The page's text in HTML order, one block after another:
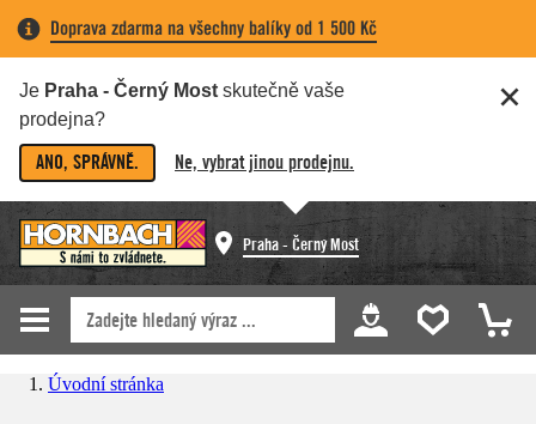
Doprava zdarma na všechny balíky od 1 500 Kč
Je Praha - Černý Most skutečně vaše
prodejna?
ANO, SPRÁVNĚ. Ne, vybrat jinou prodejnu.
Praha - Černý Most
Úvodní stránka